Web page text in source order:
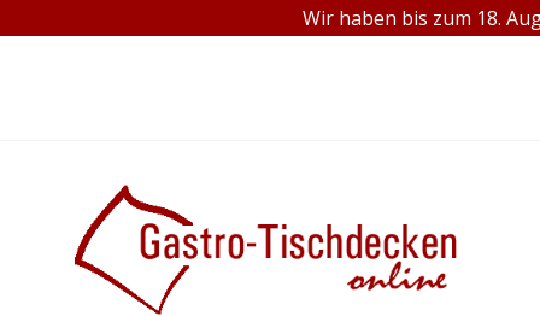
TEL.: +49 (0) 251 1445680Wir haben bis zum 18.